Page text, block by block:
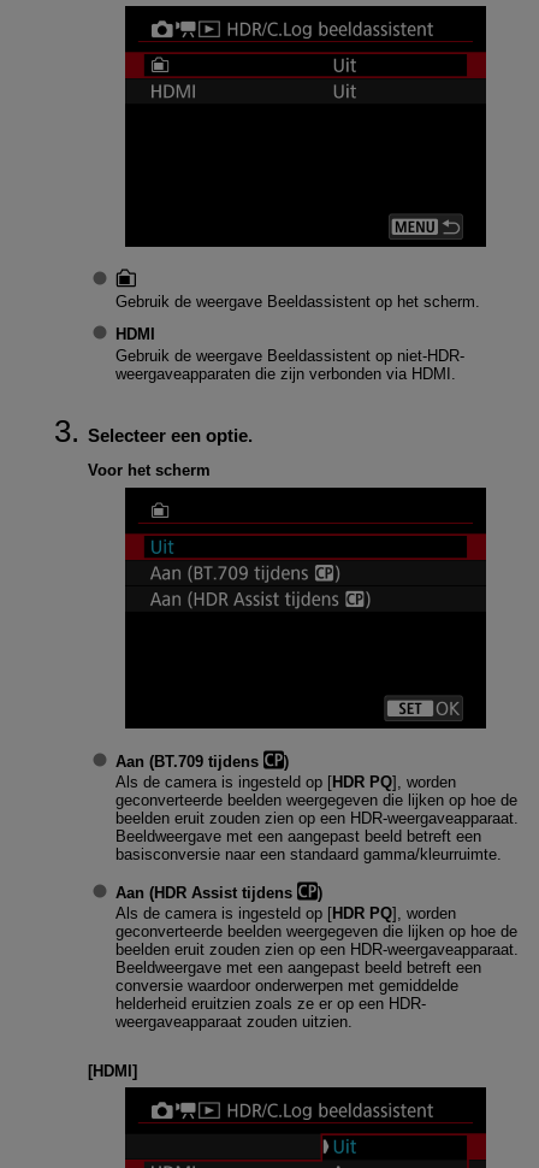
Gebruik de weergave Beeldassistent op het scherm.
HDMI
Gebruik de weergave Beeldassistent op niet-HDR-
weergaveapparaten die zijn verbonden via HDMI.
Selecteer een optie.
Voor het scherm
Aan (BT.709 tijdens
)
Als de camera is ingesteld op [HDR PQ], worden
geconverteerde beelden weergegeven die lijken op hoe de
beelden eruit zouden zien op een HDR-weergaveapparaat.
Beeldweergave met een aangepast beeld betreft een
basisconversie naar een standaard gamma/kleurruimte.
Aan (HDR Assist tijdens
)
Als de camera is ingesteld op [HDR PQ], worden
geconverteerde beelden weergegeven die lijken op hoe de
beelden eruit zouden zien op een HDR-weergaveapparaat.
Beeldweergave met een aangepast beeld betreft een
conversie waardoor onderwerpen met gemiddelde
helderheid eruitzien zoals ze er op een HDR-
weergaveapparaat zouden uitzien.
[HDMI ]